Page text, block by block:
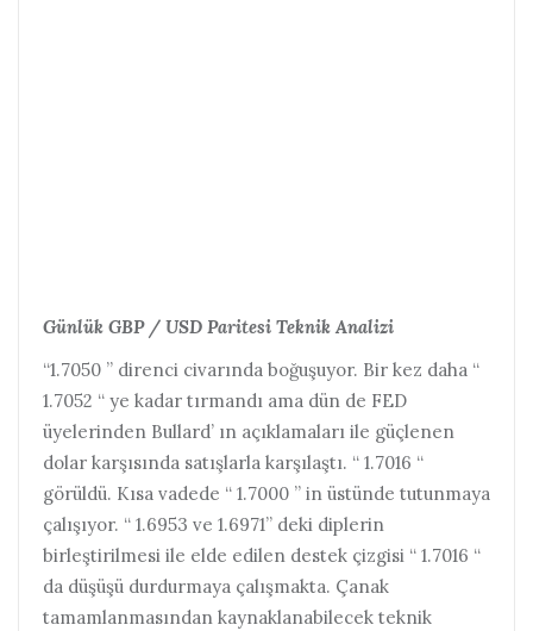
Günlük GBP / USD Paritesi Teknik Analizi
“1.7050 ” direnci civarında boğuşuyor. Bir kez daha “
1.7052 “ ye kadar tırmandı ama dün de FED
üyelerinden Bullard’ ın açıklamaları ile güçlenen
dolar karşısında satışlarla karşılaştı. “ 1.7016 “
görüldü. Kısa vadede “ 1.7000 ” in üstünde tutunmaya
çalışıyor. “ 1.6953 ve 1.6971” deki diplerin
birleştirilmesi ile elde edilen destek çizgisi “ 1.7016 “
da düşüşü durdurmaya çalışmakta. Çanak
tamamlanmasından kaynaklanabilecek teknik